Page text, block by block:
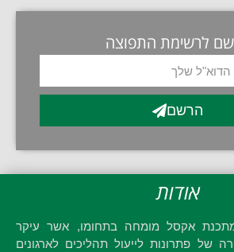
לרשימת התפוצה
הרשם
אודות
אקסל מומחה בתחומו, אשר עיקר
של פתרונות לייעול תהליכים לארגונים